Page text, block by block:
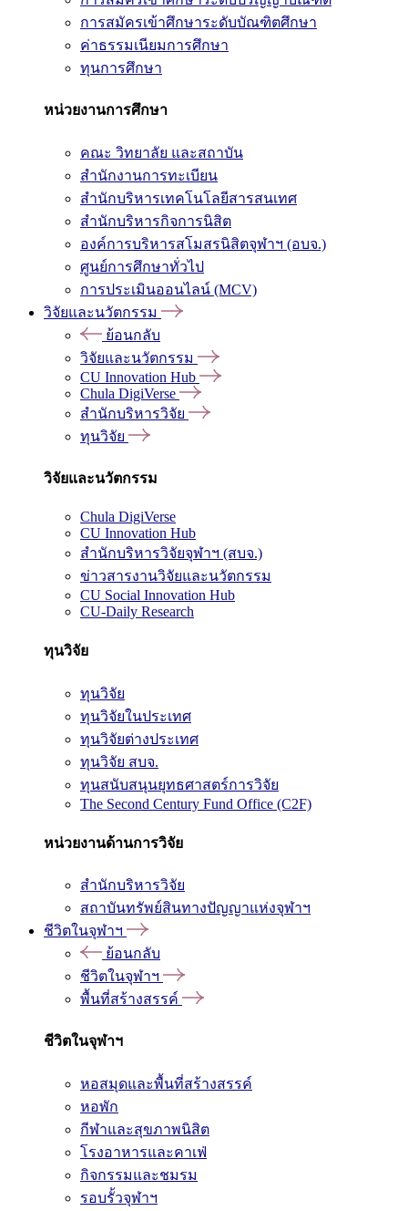
การสมัครเข้าศึกษาระดับบัณฑิตศึกษา
ค่าธรรมเนียมการศึกษา
ทุนการศึกษา
หน่วยงานการศึกษา
คณะ วิทยาลัย และสถาบัน
สำนักงานการทะเบียน
สำนักบริหารเทคโนโลยีสารสนเทศ
สำนักบริหารกิจการนิสิต
องค์การบริหารสโมสรนิสิตจุฬาฯ (อบจ.)
ศูนย์การศึกษาทั่วไป
การประเมินออนไลน์ (MCV)
วิจัยและนวัตกรรม
ย้อนกลับ
วิจัยและนวัตกรรม
CU Innovation Hub
Chula DigiVerse
สำนักบริหารวิจัย
ทุนวิจัย
วิจัยและนวัตกรรม
Chula DigiVerse
CU Innovation Hub
สำนักบริหารวิจัยจุฬาฯ (สบจ.)
ข่าวสารงานวิจัยและนวัตกรรม
CU Social Innovation Hub
CU-Daily Research
ทุนวิจัย
ทุนวิจัย
ทุนวิจัยในประเทศ
ทุนวิจัยต่างประเทศ
ทุนวิจัย สบจ.
ทุนสนับสนุนยุทธศาสตร์การวิจัย
The Second Century Fund Office (C2F)
หน่วยงานด้านการวิจัย
สำนักบริหารวิจัย
สถาบันทรัพย์สินทางปัญญาแห่งจุฬาฯ
ชีวิตในจุฬาฯ
ย้อนกลับ
ชีวิตในจุฬาฯ
พื้นที่สร้างสรรค์
ชีวิตในจุฬาฯ
หอสมุดและพื้นที่สร้างสรรค์
หอพัก
กีฬาและสุขภาพนิสิต
โรงอาหารและคาเฟ่
กิจกรรมและชมรม
รอบรั้วจุฬาฯ